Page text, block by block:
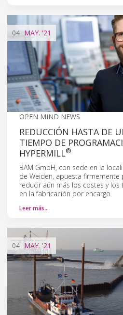
04 MAY. '21
OPEN MIND NEWS
REDUCCIÓN HASTA DE
TIEMPO DE
HYPERMILL®
BAM GmbH, con sede en la
de Weiden, apuesta
reducir aún más los costes y
en la fabricación por encargo.
Leer más…
04 MAY.'21